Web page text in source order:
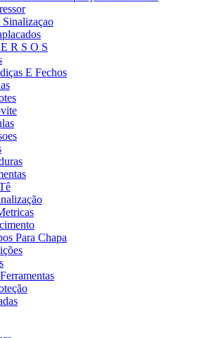
Sinalizaçao
R S O S
E Fechos
Para Chapa